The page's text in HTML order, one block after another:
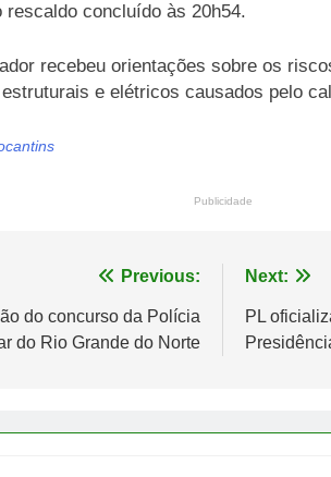
concluído às 20h54.
recebeu orientações sobre os
e elétricos causados pelo
Publicidade
Previous:
do concurso da Polícia
do Rio Grande do Norte
Next:
PL